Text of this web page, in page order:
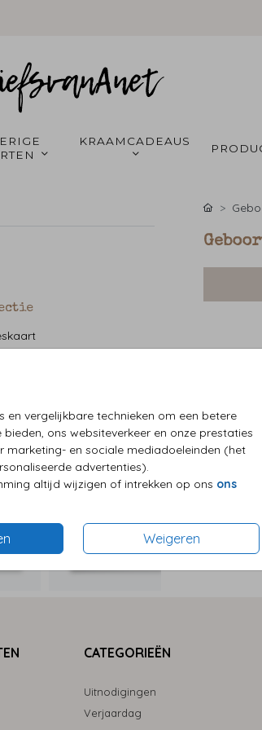
en vergelijkbare technieken om een betere
ons websiteverkeer en onze prestaties
marketing- en sociale mediadoeleinden (het
advertenties).
altijd wijzigen of intrekken op ons ons
Weigeren
CATEGORIEËN
Uitnodigingen
Verjaardag